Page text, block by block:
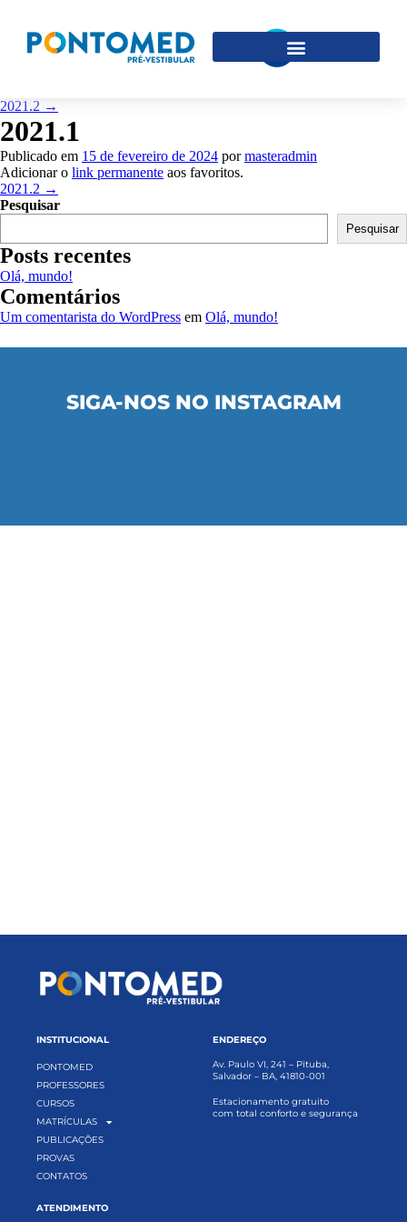
2021.2 →
2021.1
Publicado em 15 de fevereiro de 2024 por masteradmin
Adicionar o link permanente aos favoritos.
2021.2 →
Pesquisar
Pesquisar
Posts recentes
Olá, mundo!
Comentários
Um comentarista do WordPress em Olá, mundo!
SIGA-NOS NO INSTAGRAM
INSTITUCIONAL
PONTOMED
PROFESSORES
CURSOS
MATRÍCULAS
PUBLICAÇÕES
PROVAS
CONTATOS
ENDEREÇO
Av. Paulo VI, 241 – Pituba,
Salvador – BA, 41810-001
Estacionamento gratuito
com total conforto e segurança
ATENDIMENTO